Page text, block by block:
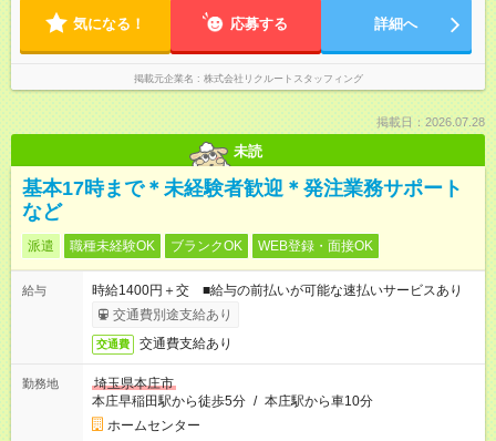
気になる！ 応募する 詳細へ
掲載元企業名 株式会社リクルートスタッフィング
掲載日：2026.07.28
未読
基本17時まで＊未経験者歓迎＊発注業務サポート
など
派遣 職種未経験OK ブランクOK WEB登録・面接OK
給与
時給1400円＋交 ■給与の前払いが可能な速払いサービスあり
交通費別途支給あり
交通費 交通費支給あり
勤務地
埼玉県本庄市
本庄早稲田駅から徒歩5分 / 本庄駅から車10分
ホームセンター